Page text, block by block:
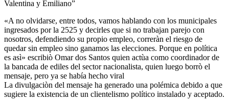
Valentina y Emiliano”
«A no olvidarse, entre todos, vamos hablando con los municipales
ingresados por la 2525 y decirles que si no trabajan parejo con
nosotros, defendiendo su propio empleo, correràn el riesgo de
quedar sin empleo sino ganamos las elecciones. Porque en política
es asì» escribiò Omar dos Santos quien actùa como coordinador de
la bancada de ediles del sector nacionalista, quien luego borrò el
mensaje, pero ya se había hecho viral
La divulgaciòn del mensaje ha generado una polémica debido a que
sugiere la existencia de un clientelismo político instalado y aceptado.